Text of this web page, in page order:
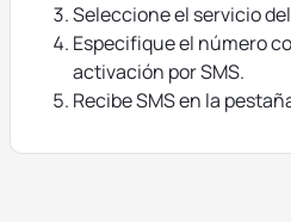
Seleccione el servicio
Especifique el número
activación por SMS.
Recibe SMS en la